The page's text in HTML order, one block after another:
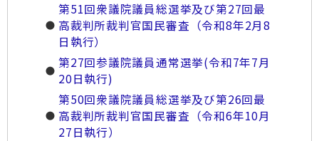
第51回衆議院議員総選挙及び第27回最
高裁判所裁判官国民審査（令和8年2月8
日執行）
第27回参議院議員通常選挙(令和7年7月
20日執行)
第50回衆議院議員総選挙及び第26回最
高裁判所裁判官国民審査（令和6年10月
27日執行）